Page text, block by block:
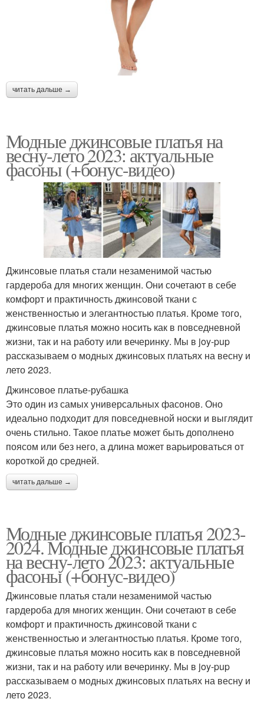
читать дальше →
Модные джинсовые платья на
весну-лето 2023: актуальные
фасоны (+бонус-видео)
Джинсовые платья стали незаменимой частью
гардероба для многих женщин. Они сочетают в себе
комфорт и практичность джинсовой ткани с
женственностью и элегантностью платья. Кроме того,
джинсовые платья можно носить как в повседневной
жизни, так и на работу или вечеринку. Мы в joy-pup
рассказываем о модных джинсовых платьях на весну и
лето 2023.
Джинсовое платье-рубашка
Это один из самых универсальных фасонов. Оно
идеально подходит для повседневной носки и выглядит
очень стильно. Такое платье может быть дополнено
поясом или без него, а длина может варьироваться от
короткой до средней.
читать дальше →
Модные джинсовые платья 2023-
2024. Модные джинсовые платья
на весну-лето 2023: актуальные
фасоны (+бонус-видео)
Джинсовые платья стали незаменимой частью
гардероба для многих женщин. Они сочетают в себе
комфорт и практичность джинсовой ткани с
женственностью и элегантностью платья. Кроме того,
джинсовые платья можно носить как в повседневной
жизни, так и на работу или вечеринку. Мы в joy-pup
рассказываем о модных джинсовых платьях на весну и
лето 2023.